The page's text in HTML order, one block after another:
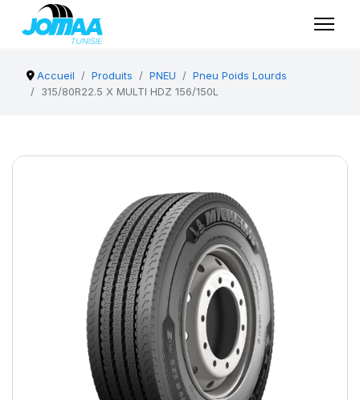
Accueil Produits PNEU
Pneu Poids Lourds
315/80R22.5 X MULTI HDZ 156/150L